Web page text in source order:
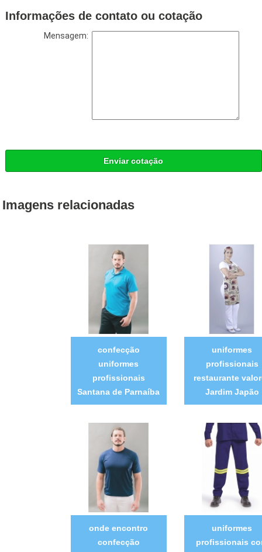
Informações de contato ou cotação
Mensagem:
Enviar cotação
Imagens relacionadas
confecção
uniformes
profissionais
Santana de Parnaíba
uniformes
profissionais
restaurante
Jardim Japão
onde encontro
confecção
uniformes
profissionais